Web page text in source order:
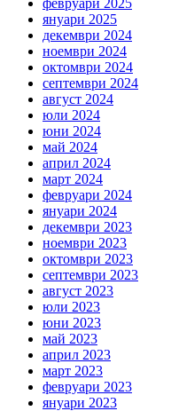
януари 2025
декември 2024
ноември 2024
октомври 2024
септември 2024
август 2024
юли 2024
юни 2024
май 2024
април 2024
март 2024
февруари 2024
януари 2024
декември 2023
ноември 2023
октомври 2023
септември 2023
август 2023
юли 2023
юни 2023
май 2023
април 2023
март 2023
февруари 2023
януари 2023